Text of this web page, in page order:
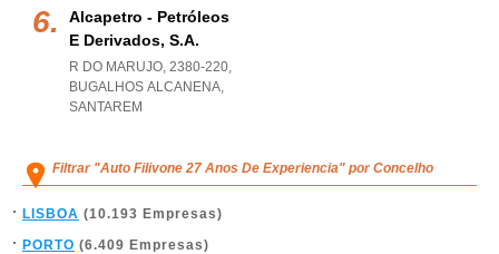
Alcapetro - Petróleos
E Derivados, S.a.
R DO MARUJO, 2380-220,
BUGALHOS ALCANENA,
SANTAREM
Filtrar "Auto Filivone 27 Anos De Experiencia" por Concelho
LISBOA (10.193 Empresas)
PORTO (6.409 Empresas)